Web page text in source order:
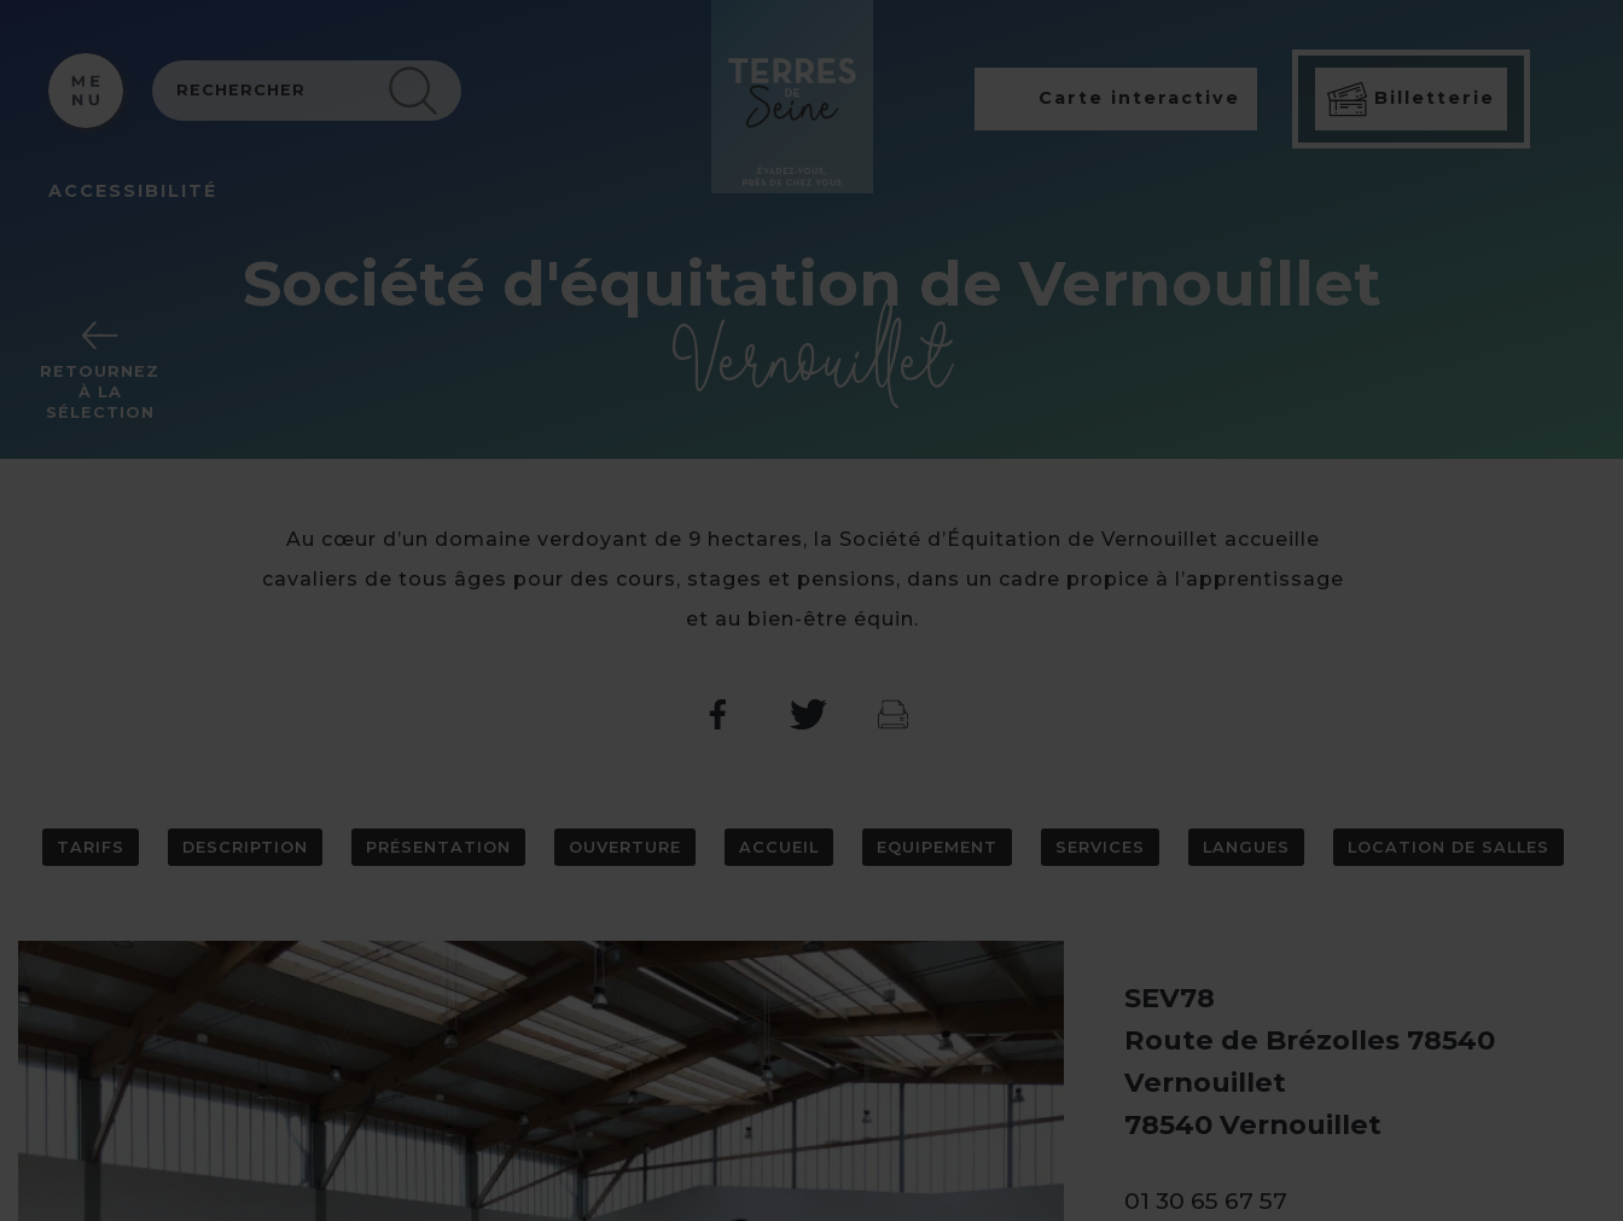
ACCESSIBILITÉ
Carte interactive Billetterie
RETOURNEZ
À LA
SÉLECTION
Société d'équitation de Vernouillet
Vernouillet
Au cœur d’un domaine verdoyant de 9 hectares, la Société d’Équitation de Vernouillet accueille
cavaliers de tous âges pour des cours, stages et pensions, dans un cadre propice à l’apprentissage
et au bien-être équin.
TARIFS DESCRIPTION PRÉSENTATION OUVERTURE ACCUEIL EQUIPEMENT SERVICES LANGUES LOCATION DE SALLES
SEV78
Route de Brézolles 78540
Vernouillet
78540 Vernouillet
01 30 65 67 57